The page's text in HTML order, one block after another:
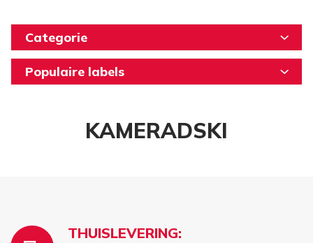
Categorie
Populaire labels
KAMERADSKI
THUISLEVERING: